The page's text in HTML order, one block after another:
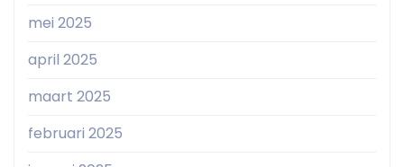
mei 2025
april 2025
maart 2025
februari 2025